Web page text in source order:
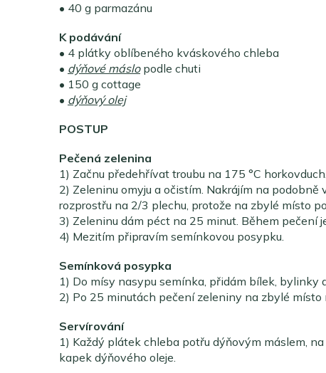
• 40 g parmazánu
K podávání
• 4 plátky oblíbeného kváskového chleba
• dýňové máslopodle chuti
• 150 g cottage
• dýňový olej
POSTUP
Pečená zelenina
1) Začnu předehřívat troubu na 175 °C
2) Zeleninu omyju a očistím. Nakrájím na
rozprostřu na 2/3 plechu, protože na zbylé místo
3) Zeleninu dám péct na 25 minut. Během pečení
4) Mezitím připravím semínkovou posypku.
Semínková posypka
1) Do mísy nasypu semínka, přidám bílek, bylinky
2) Po 25 minutách pečení zeleniny na zbylé
Servírování
1) Každý plátek chleba potřu dýňovým máslem,
kapek dýňového oleje.